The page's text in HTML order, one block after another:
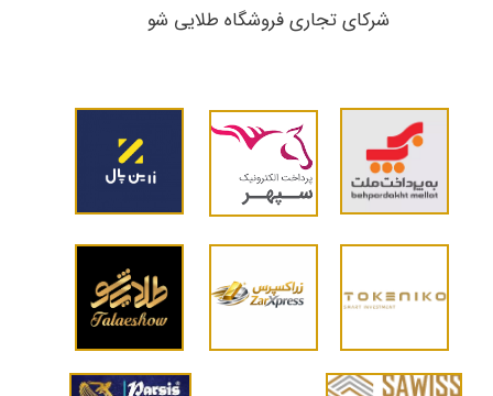
شرکای تجاری ​​​​​​​فروشگاه طلایی شو